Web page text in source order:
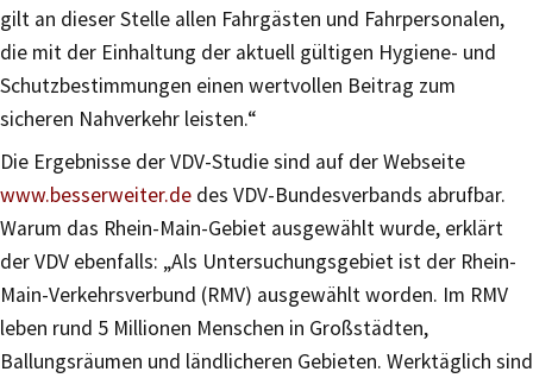
gilt an dieser Stelle allen Fahrgästen und Fahrpersonalen,
die mit der Einhaltung der aktuell gültigen Hygiene- und
Schutzbestimmungen einen wertvollen Beitrag zum
sicheren Nahverkehr leisten.“
Die Ergebnisse der VDV-Studie sind auf der Webseite
www.besserweiter.de des VDV-Bundesverbands abrufbar.
Warum das Rhein-Main-Gebiet ausgewählt wurde, erklärt
der VDV ebenfalls: „Als Untersuchungsgebiet ist der Rhein-
Main-Verkehrsverbund (RMV) ausgewählt worden. Im RMV
leben rund 5 Millionen Menschen in Großstädten,
Ballungsräumen und ländlicheren Gebieten. Werktäglich sind